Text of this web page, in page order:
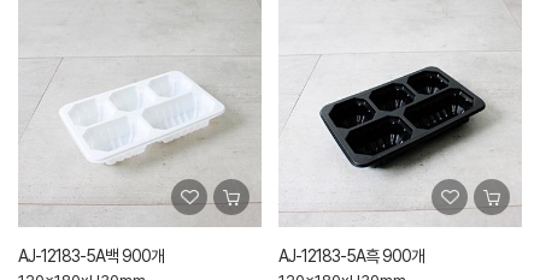
AJ-12183-5A백 900개 AJ-12183-5A흑 900개